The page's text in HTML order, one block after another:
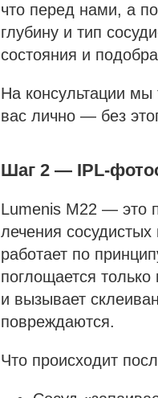
что перед нами, а
глубину и тип
состояния и
На консультации мы
вас лично — без
Шаг 2 — IPL-
Lumenis M22 — это
лечения
работает по
поглощается
и вызывает
повреждаются.
Что происходит